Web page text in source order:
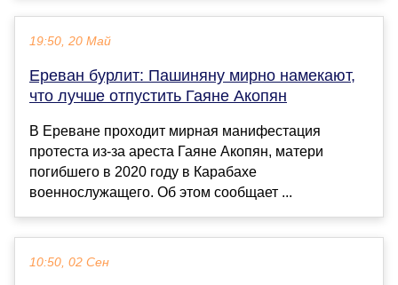
19:50, 20 Май
Ереван бурлит: Пашиняну мирно намекают,
что лучше отпустить Гаяне Акопян
В Ереване проходит мирная манифестация
протеста из-за ареста Гаяне Акопян, матери
погибшего в 2020 году в Карабахе
военнослужащего. Об этом сообщает ...
10:50, 02 Сен